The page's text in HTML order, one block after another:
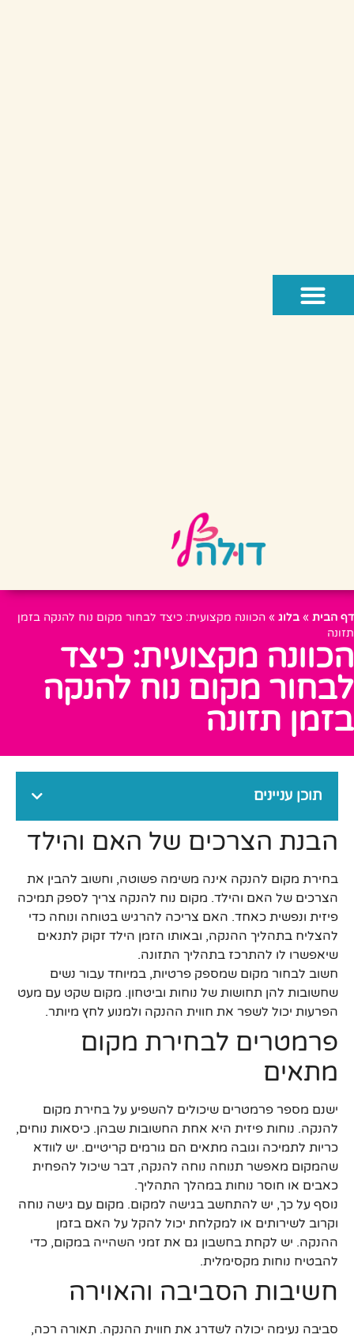
דף הבית » בלוג » הכוונה מקצועית: כיצד לבחור מקום נוח להנקה בזמן
תזונה
הכוונה מקצועית: כיצד
לבחור מקום נוח להנקה
בזמן תזונה
תוכן עניינים
הבנת הצרכים של האם והילד
בחירת מקום להנקה אינה משימה פשוטה, וחשוב להבין את
הצרכים של האם והילד. מקום נוח להנקה צריך לספק תמיכה
פיזית ונפשית כאחד. האם צריכה להרגיש בטוחה ונוחה כדי
להצליח בתהליך ההנקה, ובאותו הזמן הילד זקוק לתנאים
שיאפשרו לו להתרכז בתהליך התזונה.
חשוב לבחור מקום שמספק פרטיות, במיוחד עבור נשים
שחשובות להן תחושות של נוחות וביטחון. מקום שקט עם מעט
הפרעות יכול לשפר את חווית ההנקה ולמנוע לחץ מיותר.
פרמטרים לבחירת מקום
מתאים
ישנם מספר פרמטרים שיכולים להשפיע על בחירת מקום
להנקה. נוחות פיזית היא אחת החשובות שבהן. כיסאות נוחים,
כריות לתמיכה וגובה מתאים הם גורמים קריטיים. יש לוודא
שהמקום מאפשר תנוחה נוחה להנקה, דבר שיכול להפחית
כאבים או חוסר נוחות במהלך התהליך.
נוסף על כך, יש להתחשב בגישה למקום. מקום עם גישה נוחה
וקרוב לשירותים או למקלחת יכול להקל על האם בזמן
ההנקה. יש לקחת בחשבון גם את זמני השהייה במקום, כדי
להבטיח נוחות מקסימלית.
חשיבות הסביבה והאוירה
סביבה נעימה יכולה לשדרג את חווית ההנקה. תאורה רכה,